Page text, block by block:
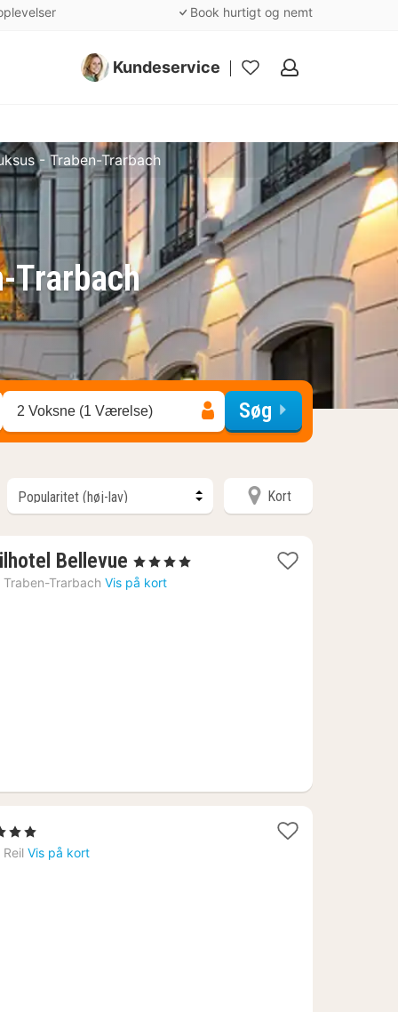
Book hurtigt og nemt
Kundeservice
Mine
Trarbach
- Traben-Trarbach
2 Voksne (1 Værelse) Søg
Kort
Bellevue 1
nat
, 4 Stjerner
Traben-Trarbach Vis på kort
Reil Vis på kort